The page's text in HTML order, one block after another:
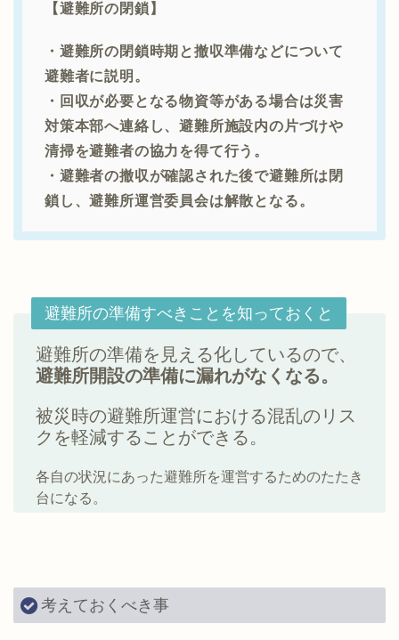
【避難所の閉鎖】
・避難所の閉鎖時期と撤収準備などについて
避難者に説明。
・回収が必要となる物資等がある場合は災害
対策本部へ連絡し、避難所施設内の片づけや
清掃を避難者の協力を得て行う。
・避難者の撤収が確認された後で避難所は閉
鎖し、避難所運営委員会は解散となる。
避難所の準備すべきことを知っておくと
避難所の準備を見える化しているので、
避難所開設の準備に漏れがなくなる。
被災時の避難所運営における混乱のリス
クを軽減することができる。
各自の状況にあった避難所を運営するためのたたき
台になる。
考えておくべき事